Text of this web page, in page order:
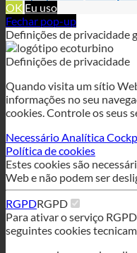
informações no seu
cookies. Controle os seus
NecessárioAnalítica
Política de cookies
Estes cookies são
Web e não podem ser
RGPDRGPD
seguintes cookies
Cookies técnicosCookies